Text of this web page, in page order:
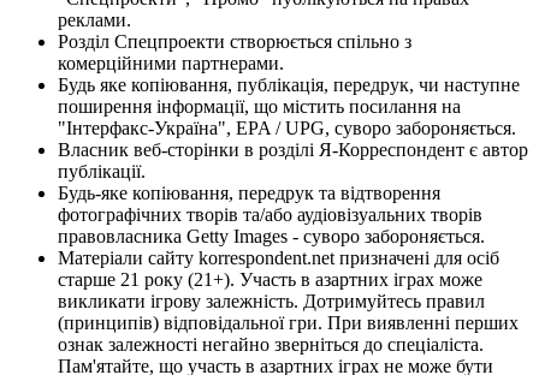
реклами.
Розділ Спецпроекти створюється спільно з
комерційними партнерами.
Будь яке копіювання, публікація, передрук, чи наступне
поширення інформації, що містить посилання на
"Інтерфакс-Україна", EPA / UPG, суворо забороняється.
Власник веб-сторінки в розділі Я-Корреспондент є автор
публікації.
Будь-яке копіювання, передрук та відтворення
фотографічних творів та/або аудіовізуальних творів
правовласника Getty Images - суворо забороняється.
Матеріали сайту korrespondent.net призначені для осіб
старше 21 року (21+). Участь в азартних іграх може
викликати ігрову залежність. Дотримуйтесь правил
(принципів) відповідальної гри. При виявленні перших
ознак залежності негайно зверніться до спеціаліста.
Пам'ятайте, що участь в азартних іграх не може бути